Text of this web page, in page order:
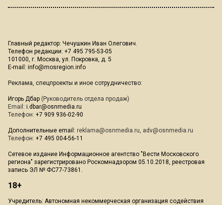
Главный редактор: Чечушкин Иван Олегович.
Телефон редакции: +7 495 795-53-05
101000, г. Москва, ул. Покровка, д. 5
E-mail: info@mosregion.info
Реклама, спецпроекты и иное сотрудничество:
Игорь Дбар (Руководитель отдела продаж)
Email: i.dbar@osnmedia.ru
Телефон: +7 909 936-02-90
Дополнительные email: reklama@osnmedia.ru, adv@osnmedia.ru
Телефон: +7 495 004-56-11
Сетевое издание Информационное агентство "Вести Московского
региона" зарегистрировано Роскомнадзором 05.10.2018, реестровая
запись ЭЛ № ФС77-73861.
18+
Учредитель: Автономная некоммерческая организация содействия